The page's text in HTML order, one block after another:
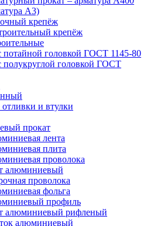
А3)
крепёж
крепёж
головкой ГОСТ 1145-80
головкой ГОСТ
и втулки
прокат
лента
плита
проволока
алюминиевый
проволока
фольга
профиль
алюминиевый рифленый
алюминиевый